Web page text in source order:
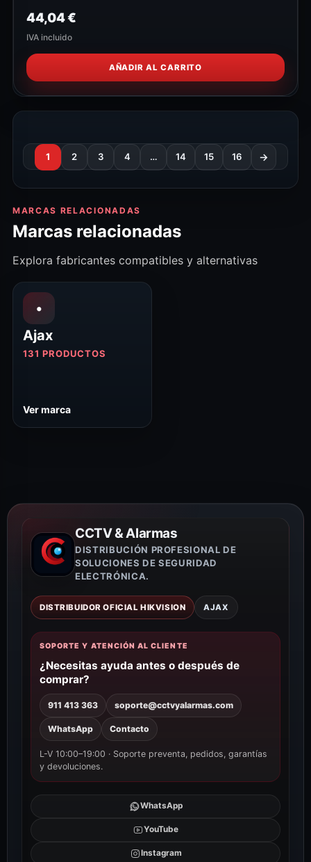
44,04€
IVA incluido
AÑADIR AL CARRITO
1 2 3 4 … 14 15 16 →
MARCAS RELACIONADAS
Marcas relacionadas
Explora fabricantes compatibles y alternativas
•
Ajax
131 PRODUCTOS
Ver marca
CCTV & Alarmas
DISTRIBUCIÓN PROFESIONAL DE
SOLUCIONES DE SEGURIDAD
ELECTRÓNICA.
DISTRIBUIDOR OFICIAL HIKVISION AJAX
SOPORTE Y ATENCIÓN AL CLIENTE
¿Necesitas ayuda antes o después de
comprar?
911 413 363 soporte@cctvyalarmas.com
WhatsApp Contacto
L-V 10:00–19:00 · Soporte preventa, pedidos, garantías
y devoluciones.
WhatsApp
YouTube
Instagram